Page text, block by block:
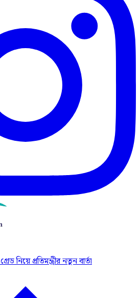
নিয়ে প্রতিমন্ত্রীর নতুন বার্তা